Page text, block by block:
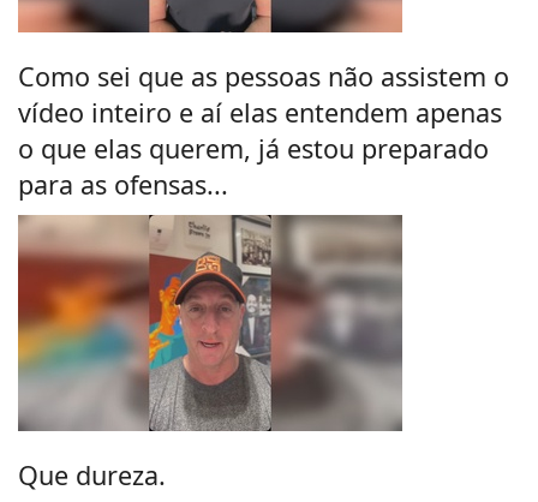
Como sei que as pessoas não assistem o
vídeo inteiro e aí elas entendem apenas
o que elas querem, já estou preparado
para as ofensas...
Que dureza.